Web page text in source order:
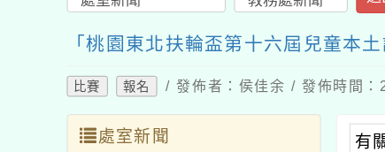
「桃園東北扶輪盃第十六屆兒童本
比賽 報名 / 發佈者：侯佳余 / 發佈時間
處室新聞 有